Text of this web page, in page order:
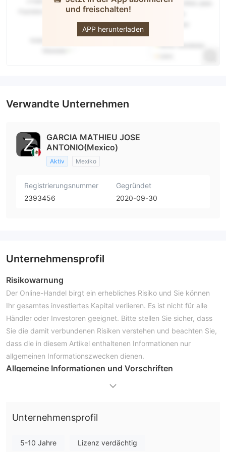
und freischalten!
APP herunterladen
ZumaMarkets
Verwandte Unternehmen
GARCIA MATHIEU JOSE
ANTONIO(Mexico)
Aktiv Mexiko
Registrierungsnummer
2393456
Gegründet
2020-09-30
Unternehmensprofil
Risikowarnung
Der Online-Handel birgt ein erhebliches Risiko und Sie können
Ihr gesamtes investiertes Kapital verlieren. Es ist nicht für alle
Händler oder Investoren geeignet. Bitte stellen Sie sicher, dass
Sie die damit verbundenen Risiken verstehen und beachten Sie,
dass die in diesem Artikel enthaltenen Informationen nur
allgemeinen Informationszwecken dienen.
Allgemeine Informationen und Vorschriften
handelbare Finanzinstrumente mit flexiblem Hebel von bis zu
Handelsplattform anzubieten. Hier ist die Homepage der
Unternehmensprofil
5-10 Jahre Lizenz verdächtig